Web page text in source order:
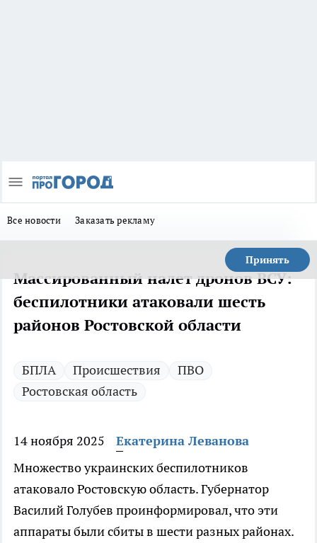
Все новости Заказать рекламу
Принять
Массированный налет дронов ВСУ:
беспилотники атаковали шесть
районов Ростовской области
БПЛА Происшествия
ПВО
Ростовская область
14 ноября 2025
Екатерина Леванова
Множество украинских беспилотников
атаковало Ростовскую область. Губернатор
Василий Голубев проинформировал, что эти
аппараты были сбиты в шести разных районах.